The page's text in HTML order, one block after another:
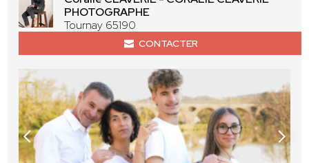
PHOTOGRAPHE
Tournay 65190
CONTACTER